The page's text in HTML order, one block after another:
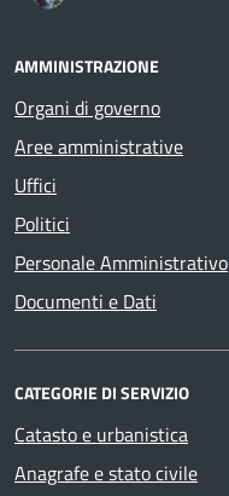
AMMINISTRAZIONE
Organi di governo
Aree amministrative
Uffici
Politici
Personale Amministrativo
Documenti e Dati
CATEGORIE DI SERVIZIO
Catasto e urbanistica
Anagrafe e stato civile